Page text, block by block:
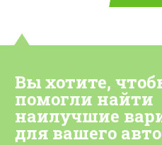
Вы хотите,
помогли найти
наилучшие
для вашего